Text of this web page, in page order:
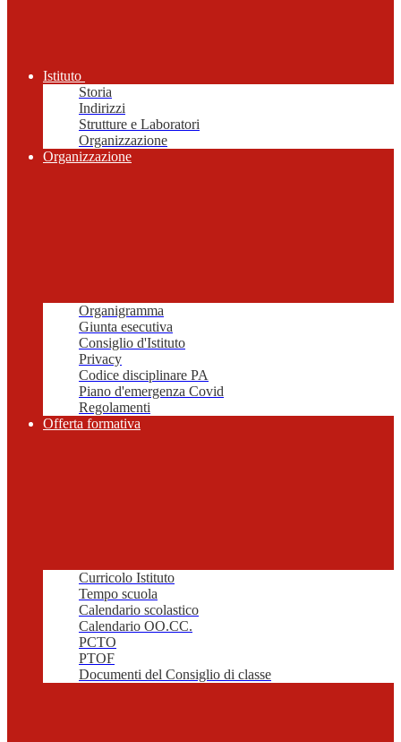
Istituto
Storia
Indirizzi
Strutture e Laboratori
Organizzazione
Organizzazione
Organigramma
Giunta esecutiva
Consiglio d'Istituto
Privacy
Codice disciplinare PA
Piano d'emergenza Covid
Regolamenti
Offerta formativa
Curricolo Istituto
Tempo scuola
Calendario scolastico
Calendario OO.CC.
PCTO
PTOF
Documenti del Consiglio di classe